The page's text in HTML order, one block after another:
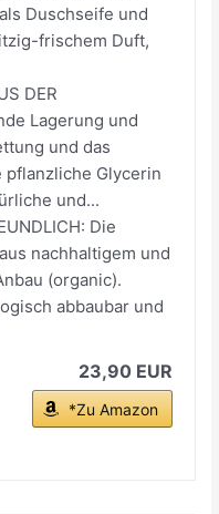
Duschseife und
frischem Duft,
DER
Lagerung und
und das
Glycerin
und...
Die
nachhaltigem und
(organic).
abbaubar und
23,90 EUR
*Zu Amazon